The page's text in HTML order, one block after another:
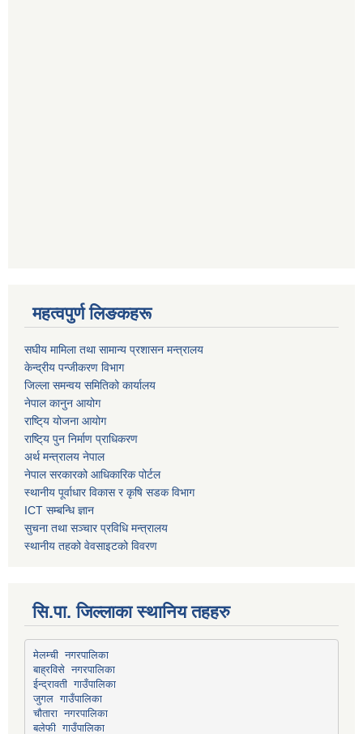
महत्वपुर्ण लिङकहरू
स‌घीय मामिला तथा सामान्य प्रशासन मन्त्रालय
केन्द्रीय पन्जीकरण विभाग
जिल्ला समन्वय समितिको कार्यालय
नेपाल कानुन आयोग
राष्टि्य योजना आयोग
राष्टि्य पुन निर्माण प्राधिकरण
अर्थ मन्त्रालय नेपाल
नेपाल सरकारको आधिकारिक पोर्टल
स्थानीय पूर्वाधार विकास र कृषि सडक विभाग
ICT सम्बन्धि ज्ञान
सुचना तथा सञ्चार प्रविधि मन्त्रालय
स्थानीय तहको वेवसाइटको विवरण
सि.पा. जिल्लाका स्थानिय तहहरु
मेलम्ची नगरपालिका
बाह्रविसे नगरपालिका
ईन्द्रावती गाउँपालिका
जुगल गाउँपालिका
चौतारा नगरपालिका
बलेफी गाउँपालिका